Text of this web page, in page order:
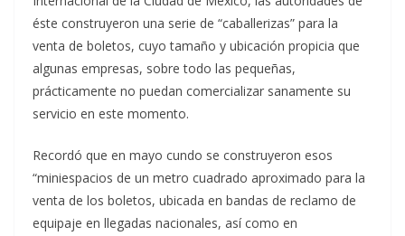
éste construyeron una serie de “caballerizas” para la
venta de boletos, cuyo tamaño y ubicación propicia que
algunas empresas, sobre todo las pequeñas,
prácticamente no puedan comercializar sanamente su
servicio en este momento.
Recordó que en mayo cundo se construyeron esos
“miniespacios de un metro cuadrado aproximado para la
venta de los boletos, ubicada en bandas de reclamo de
equipaje en llegadas nacionales, así como en